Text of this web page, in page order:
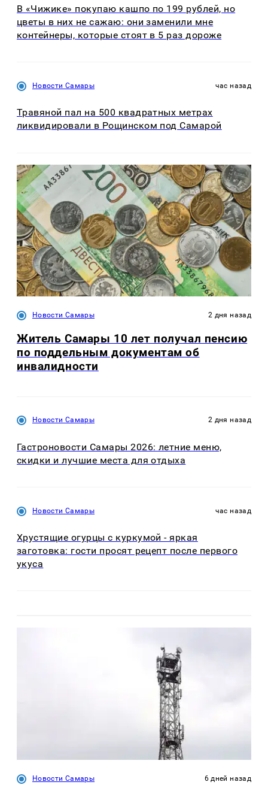
В «Чижике» покупаю кашпо по 199 рублей, но
цветы в них не сажаю: они заменили мне
контейнеры, которые стоят в 5 раз дороже
Новости Самары час назад
Травяной пал на 500 квадратных метрах
ликвидировали в Рощинском под Самарой
Новости Самары 2 дня назад
Житель Самары 10 лет получал пенсию
по поддельным документам об
инвалидности
Новости Самары 2 дня назад
Гастроновости Самары 2026: летние меню,
скидки и лучшие места для отдыха
Новости Самары час назад
Хрустящие огурцы с куркумой - яркая
заготовка: гости просят рецепт после первого
укуса
Новости Самары 6 дней назад